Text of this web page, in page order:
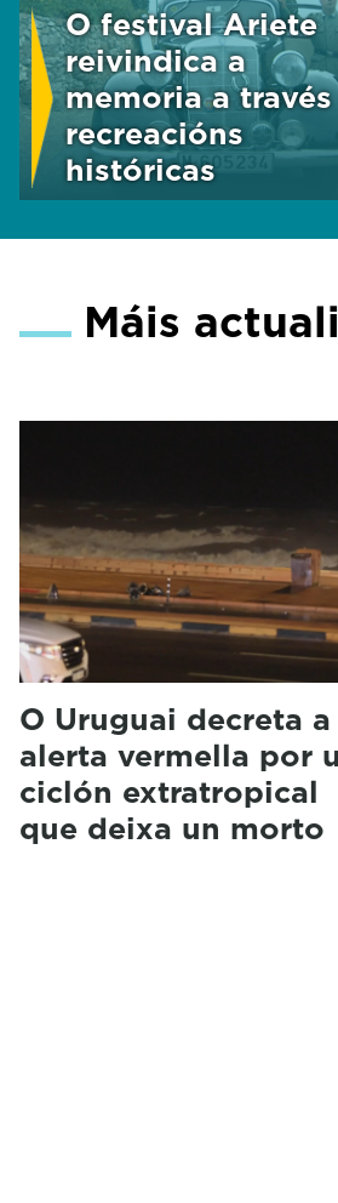
O festival Ariete
reivindica a
memoria a
recreacións
históricas
Máis
O Uruguai decreta a
alerta vermella por
ciclón extratropical
que deixa un morto